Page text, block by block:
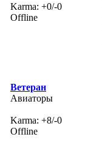
Karma: +0/-0
Offline
Ветеран
Авиаторы
Karma: +8/-0
Offline